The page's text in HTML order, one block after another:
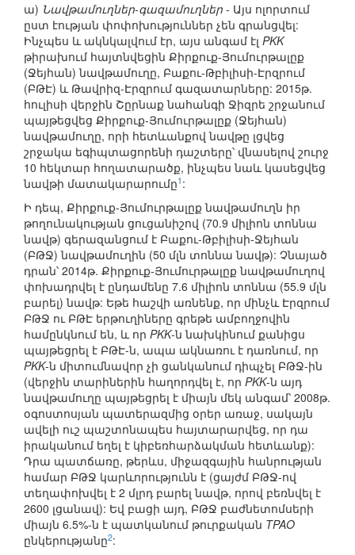
ա) Նավթամուղներ-գազամուղներ - Այս ոլորտում
ըստ էության փոփոխություններ չեն գրանցվել:
Ինչպես և ակնկալվում էր, այս անգամ էլ PKK
թիրախում հայտնվեցին Քիրքուք-Յումուրթալըք
(Ջեյհան) նավթամուղը, Բաքու-Թբիլիսի-Էրզրում
(ԲԹԷ) և Թավրիզ-Էրզրում գազատարները: 2015թ.
հուլիսի վերջին Շըրնաք նահանգի Ջիզրե շրջանում
պայթեցվեց Քիրքուք-Յումուրթալըք (Ջեյհան)
նավթամուղը, որի հետևանքով նավթը լցվեց
շրջակա եգիպտացորենի դաշտերը՝ վնասելով շուրջ
10 հեկտար հողատարածք, ինչպես նաև կասեցվեց
նավթի մատակարարումը1 :
Ի դեպ, Քիրքուք-Յումուրթալըք նավթամուղն իր
թողունակության ցուցանիշով (70.9 միլիոն տոննա
նավթ) գերազանցում է Բաքու-Թբիլիսի-Ջեյհան
(ԲԹՋ) նավթամուղին (50 մլն տոննա նավթ): Չնայած
դրան՝ 2014թ. Քիրքուք-Յումուրթալըք նավթամուղով
փոխադրվել է ընդամենը 7.6 միլիոն տոննա (55.9 մլն
բարել) նավթ: Եթե հաշվի առնենք, որ մինչև Էրզրում
ԲԹՋ ու ԲԹԷ երթուղիները գրեթե ամբողջովին
համընկնում են, և որ PKK-ն նախկինում քանիցս
պայթեցրել է ԲԹԷ-ն, ապա ակնառու է դառնում, որ
PKK-ն միտումնավոր չի ցանկանում դիպչել ԲԹՋ-ին
(վերջին տարիներին հաղորդվել է, որ PKK-ն այդ
նավթամուղը պայթեցրել է միայն մեկ անգամ՝ 2008թ.
օգոստոսյան պատերազմից օրեր առաջ, սակայն
ավելի ուշ պաշտոնապես հայտարարվեց, որ դա
իրականում եղել է կիբեռհարձակման հետևանք):
Դրա պատճառը, թերևս, միջազգային հանրության
համար ԲԹՋ կարևորությունն է (ցայժմ ԲԹՋ-ով
տեղափոխվել է 2 մլրդ բարել նավթ, որով բեռնվել է
2600 լցանավ): Եվ բացի այդ, ԲԹՋ բաժնետոմսերի
միայն 6.5%-ն է պատկանում թուրքական TPAO
ընկերությանը2: